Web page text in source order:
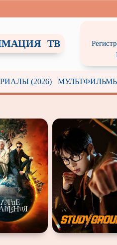
ТВ
(2026) МУЛЬТФИЛЬМЫ